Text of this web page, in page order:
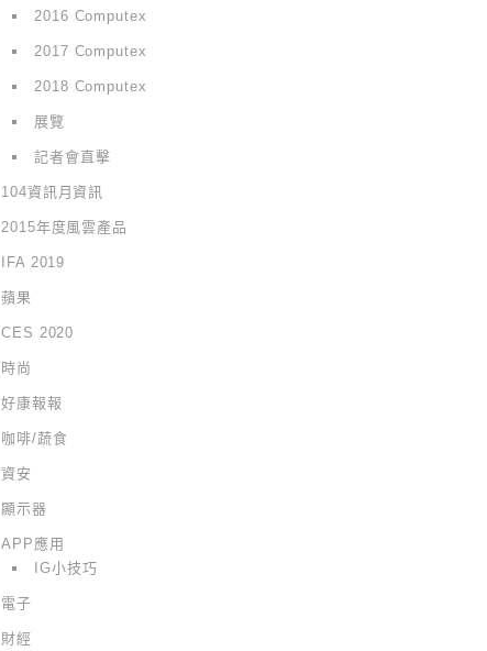
2016 Computex
2017 Computex
2018 Computex
展覽
記者會直擊
104資訊月資訊
2015年度風雲產品
IFA 2019
蘋果
CES 2020
時尚
好康報報
咖啡/蔬食
資安
顯示器
APP應用
IG小技巧
電子
財經